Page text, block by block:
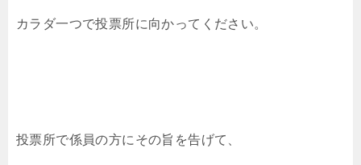
カラダ一つで投票所に向かってください。
投票所で係員の方にその旨を告げて、